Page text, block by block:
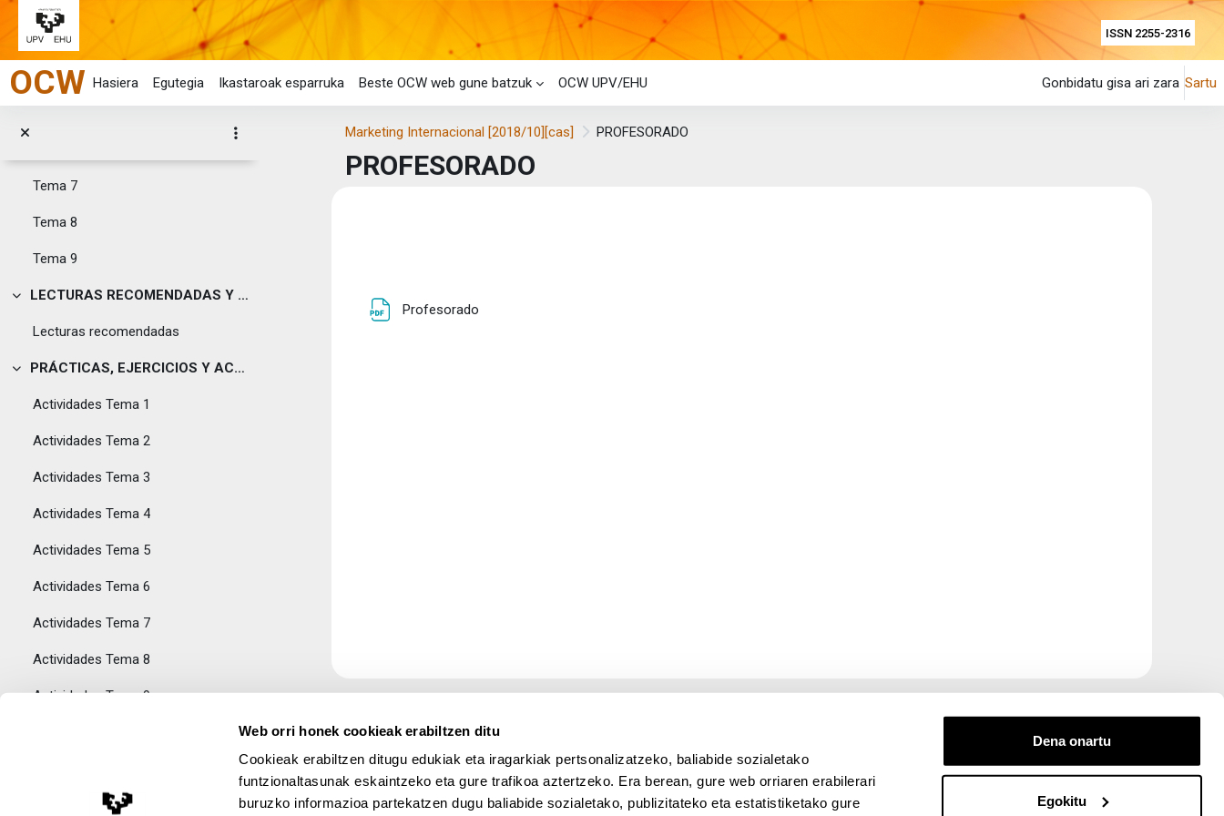
Web orri honek cookieak erabiltzen ditu
Cookieak erabiltzen ditugu edukiak eta iragarkiak pertsonalizatzeko, baliabide sozialetako
funtzionaltasunak eskaintzeko eta gure trafikoa aztertzeko. Era berean, gure web orriaren erabilerari
buruzko informazioa partekatzen dugu baliabide sozialetako, publizitateko eta estatistiketako gure
Dena onartu
Egokitu
ISSN 2255-2316
Joan eduki nagusira zuzenean
OCW Hasiera Egutegia Ikastaroak esparruka Beste OCW web gune batzuk OCW UPV/EHU Gonbidatu gisa ari zara Sartu
Tema 3
Tema 4
Tema 7
Tema 8
Tema 9
Tolestu
LECTURAS RECOMENDADAS Y OTROS RECURSOS
Lecturas recomendadas
Tolestu
PRÁCTICAS, EJERCICIOS Y ACTIVIDADES
Actividades Tema 1
Actividades Tema 2
Actividades Tema 3
Actividades Tema 4
Actividades Tema 5
Actividades Tema 6
Actividades Tema 7
Actividades Tema 8
Actividades Tema 9
PROFESORADO
Marketing Internacional [2018/10][cas] PROFESORADO
PROFESORADO
Profesorado
Lege Oharra App deskargatu UPV/EHU en Facebook (abre ventana nueva)
UPV/EHU en Twitter (abre ventana nueva)
UPV/EHU en LinkedIn (abre ventana nueva)
UPV/EHU en YouTube (abre ventana nueva)